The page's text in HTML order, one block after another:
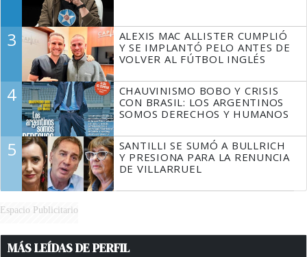
3
ALEXIS MAC ALLISTER CUMPLIÓ
Y SE IMPLANTÓ PELO ANTES DE
VOLVER AL FÚTBOL INGLÉS
4
CHAUVINISMO BOBO Y CRISIS
CON BRASIL: LOS ARGENTINOS
SOMOS DERECHOS Y HUMANOS
5
SANTILLI SE SUMÓ A BULLRICH
Y PRESIONA PARA LA RENUNCIA
DE VILLARRUEL
Espacio Publicitario
MÁS LEÍDAS DE PERFIL